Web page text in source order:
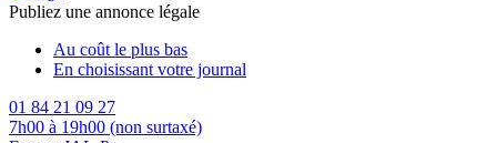
Publiez une annonce légale
Au coût le plus bas
En choisissant votre journal
01 84 21 09 27
7h00 à 19h00 (non surtaxé)